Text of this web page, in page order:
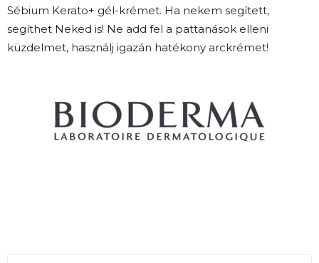
Sébium Kerato+ gél-krémet. Ha nekem segített,
segíthet Neked is! Ne add fel a pattanások elleni
küzdelmet, használj igazán hatékony arckrémet!